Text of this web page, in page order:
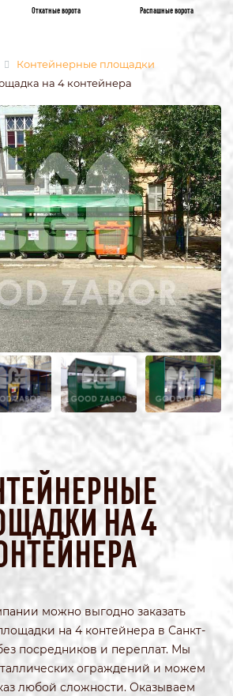
Откатные ворота Распашные ворота
Контейнерные площадки
на 4 контейнера
НА 4
можно выгодно заказать
на 4 контейнера в Санкт-
посредников и переплат. Мы
ограждений и можем
любой сложности. Оказываем